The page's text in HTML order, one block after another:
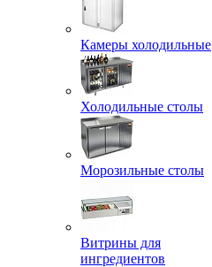
Камеры холодильные
Холодильные столы
Морозильные столы
Витрины для
ингредиентов